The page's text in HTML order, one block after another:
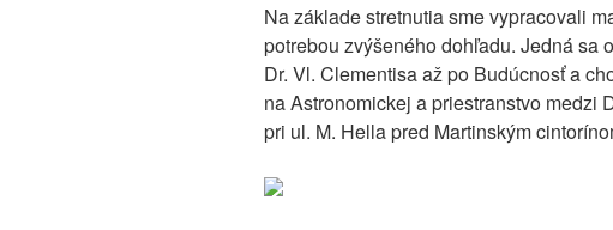
Na základe stretnutia sme vypracovali
potrebou zvýšeného dohľadu. Jedná sa
Dr. Vl. Clementisa až po Budúcnosť a
na Astronomickej a priestranstvo medzi
pri ul. M. Hella pred Martinským